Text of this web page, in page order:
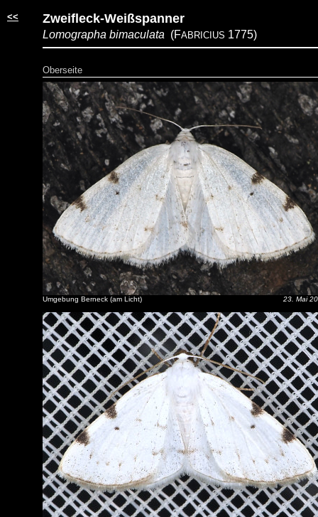
<< Zweifleck-Weißspanner
Lomographa bimaculata (FABRICIUS 1775)
Oberseite
Umgebung Berneck (am Licht) 23. Mai